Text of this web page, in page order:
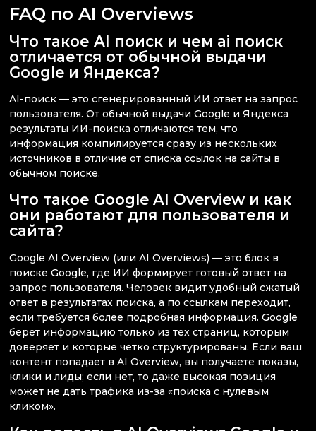
FAQ по AI Overviews
Что такое AI поиск и чем ai поиск
отличается от обычной выдачи
Google и Яндекса?
AI-поиск — это сгенерированный ИИ ответ на запрос
пользователя. От обычной выдачи Google и Яндекса
результаты ИИ-поиска отличаются тем, что
информация компилируется сразу из нескольких
источников в отличие от списка ссылок на сайты в
обычном поиске.
Что такое Google AI Overview и как
они работают для пользователя и
сайта?
Google AI Overview (или AI Overviews) — это блок в
поиске Google, где ИИ формирует готовый ответ на
запрос пользователя. Человек видит удобный сжатый
ответ в результатах поиска, а по ссылкам переходит,
если требуется более подробная информация. Google
берет информацию только из тех страниц, которым
доверяет и которые четко структурированы. Если ваш
контент попадает в AI Overview, вы получаете показы,
клики и лиды; если нет, то даже высокая позиция
может не дать трафика из-за «поиска с нулевым
кликом».